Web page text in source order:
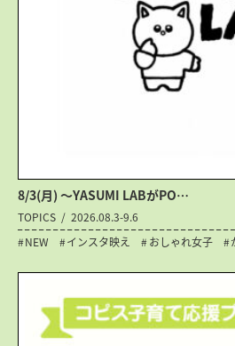
8/3(月) 〜YASUMI LABがPO…
TOPICS
2026.08.3-9.6
NEW
インスタ映え おしゃれ女子